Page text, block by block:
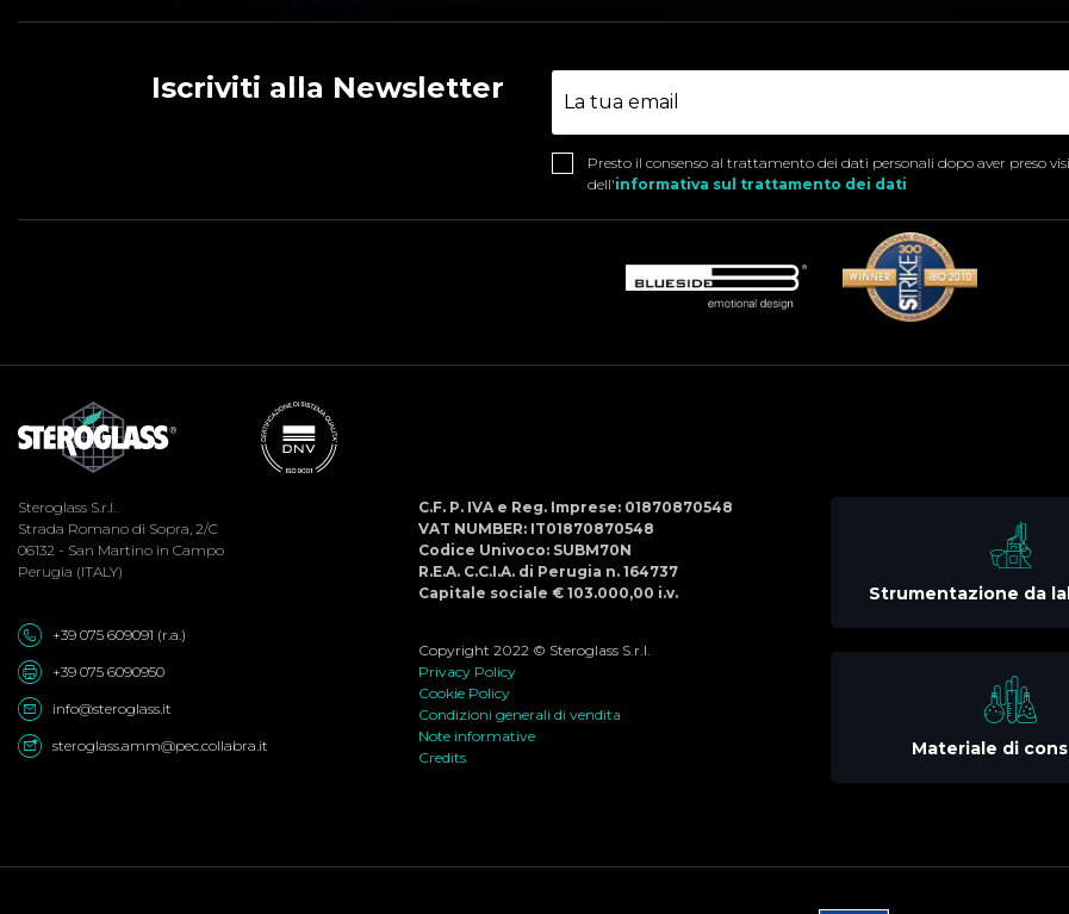
Iscriviti alla Newsletter
Presto il consenso al trattamento dei dati personali dopo aver preso
dell'informativa sul trattamento dei dati
Menu
Steroglass S.r.l.
Strada Romano di Sopra, 2/C
06132 - San Martino in Campo
Perugia (ITALY)
+39 075 609091 (r.a.)
+39 075 6090950
info@steroglass.it
steroglass.amm@pec.collabra.it
C.F. P. IVA e Reg. Imprese: 01870870548
VAT NUMBER: IT01870870548
Codice Univoco: SUBM70N
R.E.A. C.C.I.A. di Perugia n. 164737
Capitale sociale € 103.000,00 i.v.
Copyright 2022 © Steroglass S.r.l.
Privacy Policy
Cookie Policy
Condizioni generali di vendita
Note informative
Credits
Strumentazione da
Materiale di